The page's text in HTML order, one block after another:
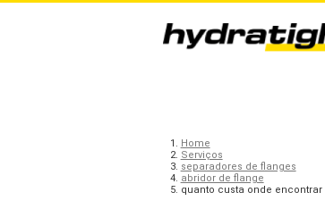
Home
Serviços
separadores de flanges
abridor de flange
quanto custa onde